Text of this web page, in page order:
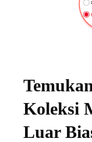
Koleksi
Luar